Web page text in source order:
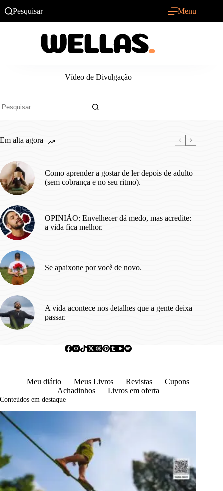
para
o
Pesquisar Menu
Vídeo de Divulgação
Em alta agora
Como aprender a gostar de ler depois de adulto
(sem cobrança e no seu ritmo).
OPINIÃO: Envelhecer dá medo, mas acredite:
a vida fica melhor.
Se apaixone por você de novo.
A vida acontece nos detalhes que a gente deixa
passar.
Meu diário Meus Livros Revistas
Cupons
Achadinhos
Livros em oferta
Conteúdos em destaque